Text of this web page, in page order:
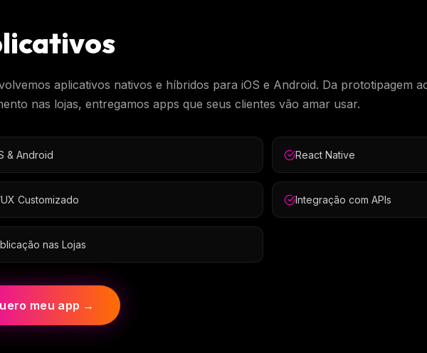
aplicativos nativos e híbridos para iOS e Android. Da prototipagem
nas lojas, entregamos apps que seus clientes vão amar usar.
& Android React Native
Customizado Integração com APIs
nas Lojas
meu app →